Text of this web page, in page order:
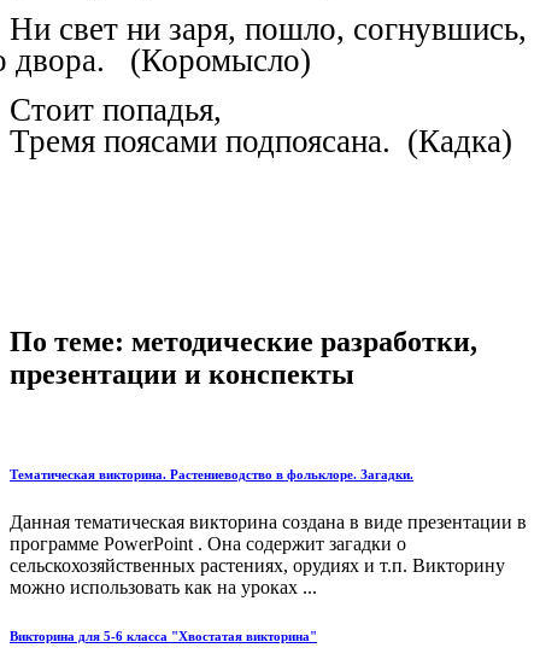
Ни свет ни заря, пошло, согнувшись,
двора. (Коромысло)
Стоит попадья,
Тремя поясами подпоясана. (Кадка)
По теме: методические разработки,
презентации и конспекты
Тематическая викторина. Растениеводство в фольклоре. Загадки.
Данная тематическая викторина создана в виде презентации в
программе PowerPoint . Она содержит загадки о
сельскохозяйственных растениях, орудиях и т.п. Викторину
можно использовать как на уроках ...
Викторина для 5-6 класса "Хвостатая викторина"